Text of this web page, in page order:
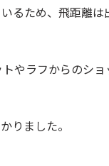
るため、飛距離は
やラフからのショ
りました。